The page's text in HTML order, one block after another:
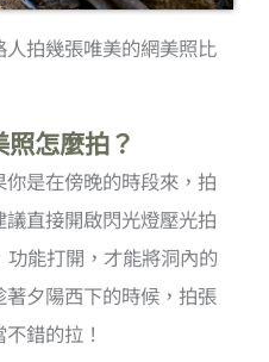
拍幾張唯美的網美照比
怎麼拍？
你是在傍晚的時段來，拍
直接開啟閃光燈壓光拍
功能打開，才能將洞內的
夕陽西下的時候，拍張
錯的拉！